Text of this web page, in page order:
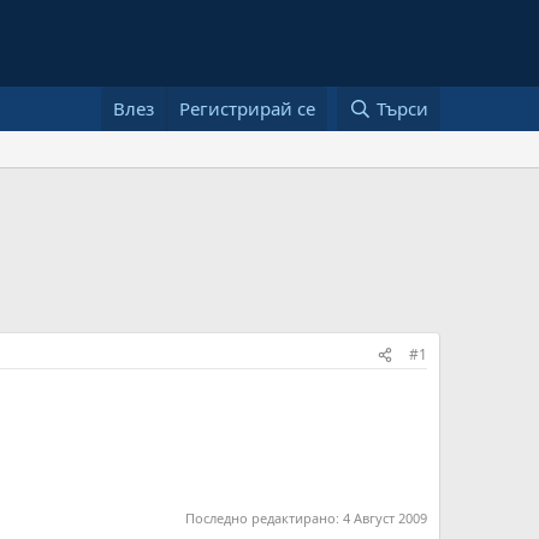
Влез Регистрирай се Търси
#1
Последно редактирано: 4 Август 2009